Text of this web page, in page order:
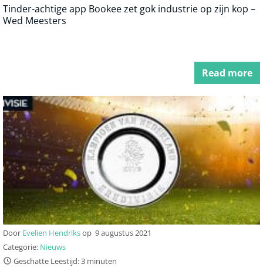
Tinder-achtige app Bookee zet gok industrie op zijn kop –
Wed Meesters
Read more
Door Evelien Hendriksop 9 augustus 2021
Categorie: Nieuws
Geschatte Leestijd: 3 minuten